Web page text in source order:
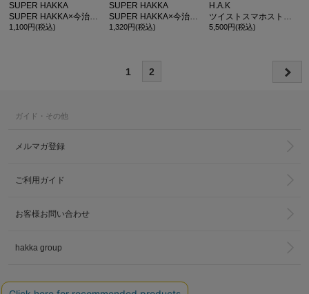
SUPER HAKKA
SUPER HAKKA×今治ハンドタオル ウサギワンポイント刺繍
1,100円(税込)
SUPER HAKKA
SUPER HAKKA×今治ハンドタオル フラワーワンポイント刺繍
1,320円(税込)
H.A.K
ツイストスマホストラップ(フォンタブ付き)
5,500円(税込)
1 2
ガイド・その他
メルマガ登録
ご利用ガイド
お客様お問い合わせ
hakka group
LINKS